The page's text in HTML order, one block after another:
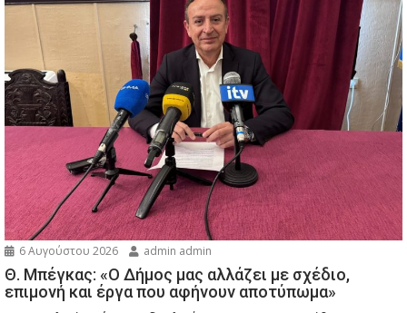
6 Αυγούστου 2026 admin admin
Θ. Μπέγκας: «Ο Δήμος μας αλλάζει με σχέδιο,
επιμονή και έργα που αφήνουν αποτύπωμα»